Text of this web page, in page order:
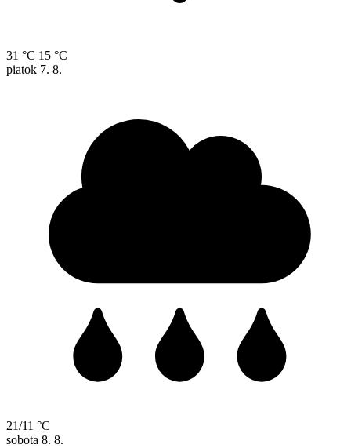
31 °C 15 °C
piatok 7. 8.
21/11 °C
sobota 8. 8.